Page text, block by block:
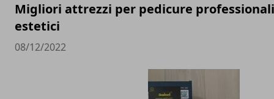
Migliori attrezzi per pedicure
estetici
08/12/2022